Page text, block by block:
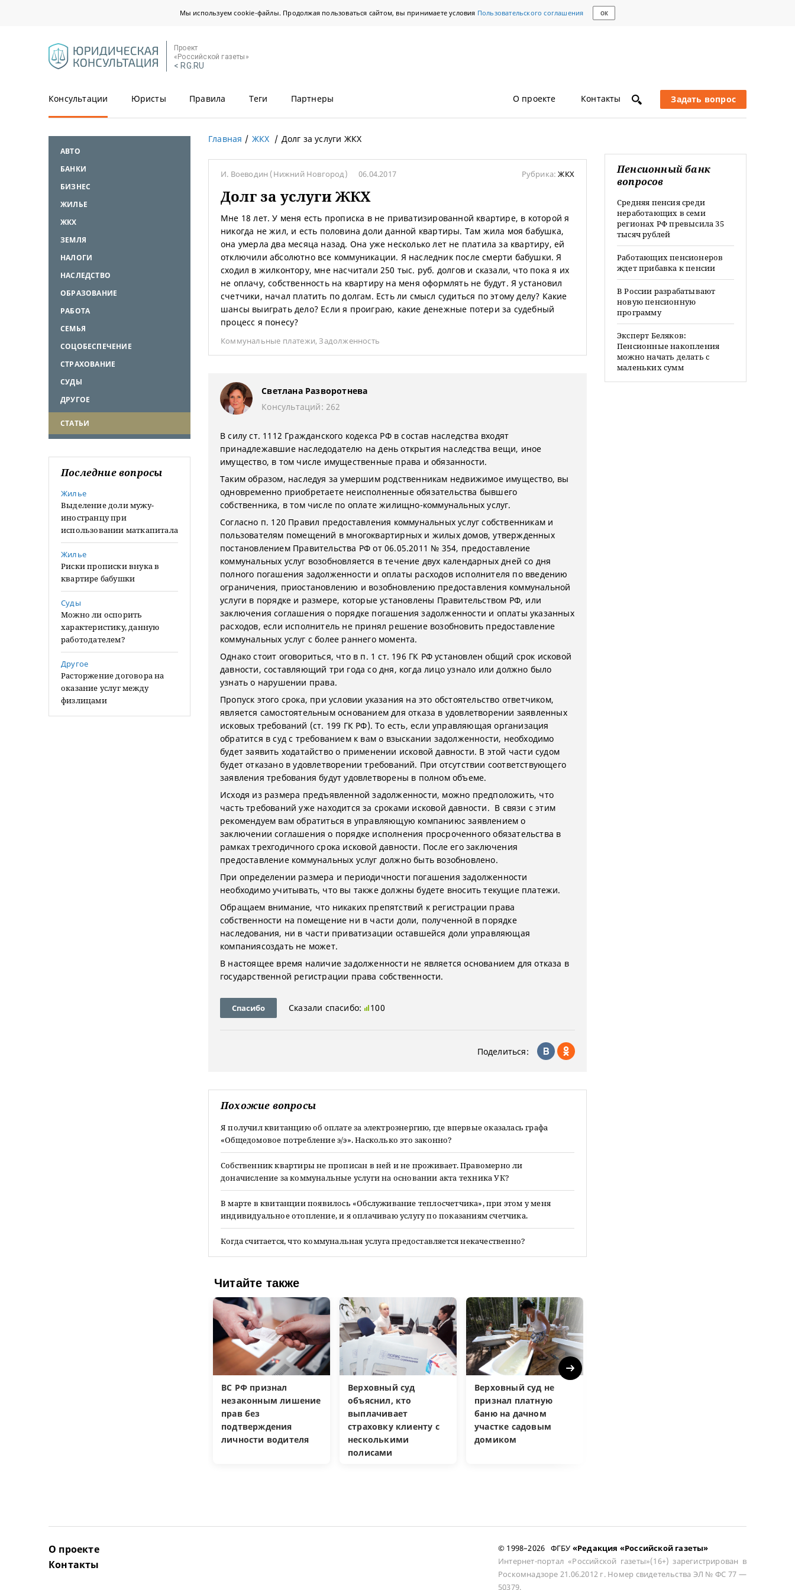
Мы используем cookie-файлы. Продолжая пользоваться сайтом, вы принимаете условия Пользовательского соглашения ОК
Проект
«Российской газеты»
< RG.RU
Консультации Юристы Правила Теги Партнеры О проекте Контакты Задать вопрос
АВТО
БАНКИ
БИЗНЕС
ЖИЛЬЕ
ЖКХ
ЗЕМЛЯ
НАЛОГИ
НАСЛЕДСТВО
ОБРАЗОВАНИЕ
РАБОТА
СЕМЬЯ
СОЦОБЕСПЕЧЕНИЕ
СТРАХОВАНИЕ
СУДЫ
ДРУГОЕ
СТАТЬИ
Последние вопросы
Жилье
Выделение доли мужу-
иностранцу при
использовании маткапитала
Жилье
Риски прописки внука в
квартире бабушки
Суды
Можно ли оспорить
характеристику, данную
работодателем?
Другое
Расторжение договора на
оказание услуг между
физлицами
Главная ЖКХ Долг за услуги ЖКХ
И. Воеводин (Нижний Новгород) 06.04.2017 Рубрика:ЖКХ
Долг за услуги ЖКХ
Мне 18 лет. У меня есть прописка в не приватизированной квартире, в которой я
никогда не жил, и есть половина доли данной квартиры. Там жила моя бабушка,
она умерла два месяца назад. Она уже несколько лет не платила за квартиру, ей
отключили абсолютно все коммуникации. Я наследник после смерти бабушки. Я
сходил в жилконтору, мне насчитали 250 тыс. руб. долгов и сказали, что пока я их
не оплачу, собственность на квартиру на меня оформлять не будут. Я установил
счетчики, начал платить по долгам. Есть ли смысл судиться по этому делу? Какие
шансы выиграть дело? Если я проиграю, какие денежные потери за судебный
процесс я понесу?
Коммунальные платежи,Задолженность
Светлана Разворотнева
Консультаций: 262
В силу ст. 1112 Гражданского кодекса РФ в состав наследства входят
принадлежавшие наследодателю на день открытия наследства вещи, иное
имущество, в том числе имущественные права и обязанности.
Таким образом, наследуя за умершим родственникам недвижимое имущество, вы
одновременно приобретаете неисполненные обязательства бывшего
собственника, в том числе по оплате жилищно-коммунальных услуг.
Согласно п. 120 Правил предоставления коммунальных услуг собственникам и
пользователям помещений в многоквартирных и жилых домов, утвержденных
постановлением Правительства РФ от 06.05.2011 № 354, предоставление
коммунальных услуг возобновляется в течение двух календарных дней со дня
полного погашения задолженности и оплаты расходов исполнителя по введению
ограничения, приостановлению и возобновлению предоставления коммунальной
услуги в порядке и размере, которые установлены Правительством РФ, или
заключения соглашения о порядке погашения задолженности и оплаты указанных
расходов, если исполнитель не принял решение возобновить предоставление
коммунальных услуг с более раннего момента.
Однако стоит оговориться, что в п. 1 ст. 196 ГК РФ установлен общий срок исковой
давности, составляющий три года со дня, когда лицо узнало или должно было
узнать о нарушении права.
Пропуск этого срока, при условии указания на это обстоятельство ответчиком,
является самостоятельным основанием для отказа в удовлетворении заявленных
исковых требований (ст. 199 ГК РФ). То есть, если управляющая организация
обратится в суд с требованием к вам о взыскании задолженности, необходимо
будет заявить ходатайство о применении исковой давности. В этой части судом
будет отказано в удовлетворении требований. При отсутствии соответствующего
заявления требования будут удовлетворены в полном объеме.
Исходя из размера предъявленной задолженности, можно предположить, что
часть требований уже находится за сроками исковой давности. В связи с этим
рекомендуем вам обратиться в управляющую компаниюс заявлением о
заключении соглашения о порядке исполнения просроченного обязательства в
рамках трехгодичного срока исковой давности. После его заключения
предоставление коммунальных услуг должно быть возобновлено.
При определении размера и периодичности погашения задолженности
необходимо учитывать, что вы также должны будете вносить текущие платежи.
Обращаем внимание, что никаких препятствий к регистрации права
собственности на помещение ни в части доли, полученной в порядке
наследования, ни в части приватизации оставшейся доли управляющая
компаниясоздать не может.
В настоящее время наличие задолженности не является основанием для отказа в
государственной регистрации права собственности.
Спасибо Сказали спасибо: 100
Поделиться:
Похожие вопросы
Я получил квитанцию об оплате за электроэнергию, где впервые оказалась графа
«Общедомовое потребление э/э». Насколько это законно?
Собственник квартиры не прописан в ней и не проживает. Правомерно ли
доначисление за коммунальные услуги на основании акта техника УК?
В марте в квитанции появилось «Обслуживание теплосчетчика», при этом у меня
индивидуальное отопление, и я оплачиваю услугу по показаниям счетчика.
Когда считается, что коммунальная услуга предоставляется некачественно?
Читайте также
ВС РФ признал
незаконным лишение
прав без
подтверждения
личности водителя
Верховный суд
объяснил, кто
выплачивает
страховку клиенту с
несколькими
полисами
Верховный суд не
признал платную
баню на дачном
участке садовым
домиком
Next
Пенсионный банк
вопросов
Средняя пенсия среди
неработающих в семи
регионах РФ превысила 35
тысяч рублей
Работающих пенсионеров
ждет прибавка к пенсии
В России разрабатывают
новую пенсионную
программу
Эксперт Беляков:
Пенсионные накопления
можно начать делать с
маленьких сумм
О проекте
Контакты
© 1998–2026 ФГБУ «Редакция «Российской газеты»
Интернет-портал «Российской газеты»(16+) зарегистрирован в
Роскомнадзоре 21.06.2012 г. Номер свидетельства ЭЛ № ФС 77 —
50379.